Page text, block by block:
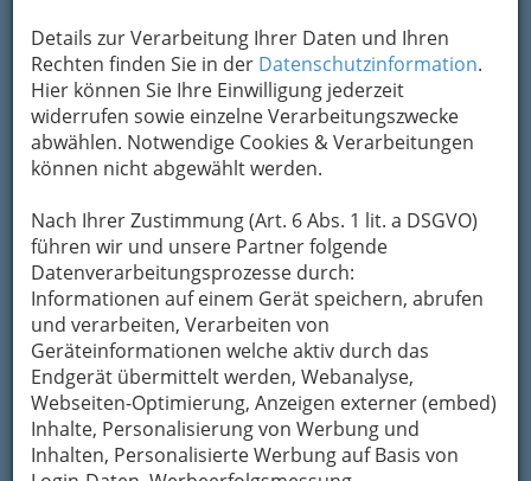
Details zur Verarbeitung Ihrer Daten und Ihren
Rechten finden Sie in der Datenschutzinformation.
Hier können Sie Ihre Einwilligung jederzeit
widerrufen sowie einzelne Verarbeitungszwecke
abwählen. Notwendige Cookies & Verarbeitungen
können nicht abgewählt werden.
Nach Ihrer Zustimmung (Art. 6 Abs. 1 lit. a DSGVO)
führen wir und unsere Partner folgende
Datenverarbeitungsprozesse durch:
Informationen auf einem Gerät speichern, abrufen
und verarbeiten, Verarbeiten von
Geräteinformationen welche aktiv durch das
Endgerät übermittelt werden, Webanalyse,
Webseiten-Optimierung, Anzeigen externer (embed)
Inhalte, Personalisierung von Werbung und
Inhalten, Personalisierte Werbung auf Basis von